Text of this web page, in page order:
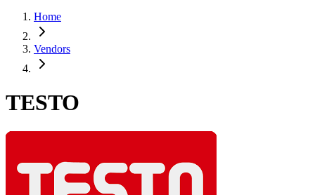
Home
Vendors
TESTO